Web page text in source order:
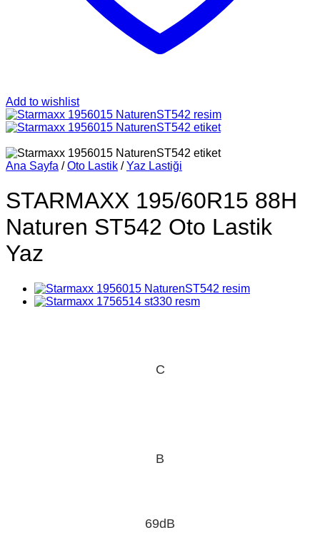
Add to wishlist
Ana Sayfa / Oto Lastik / Yaz Lastiği
STARMAXX 195/60R15 88H
Naturen ST542 Oto Lastik
Yaz
C
B
69dB